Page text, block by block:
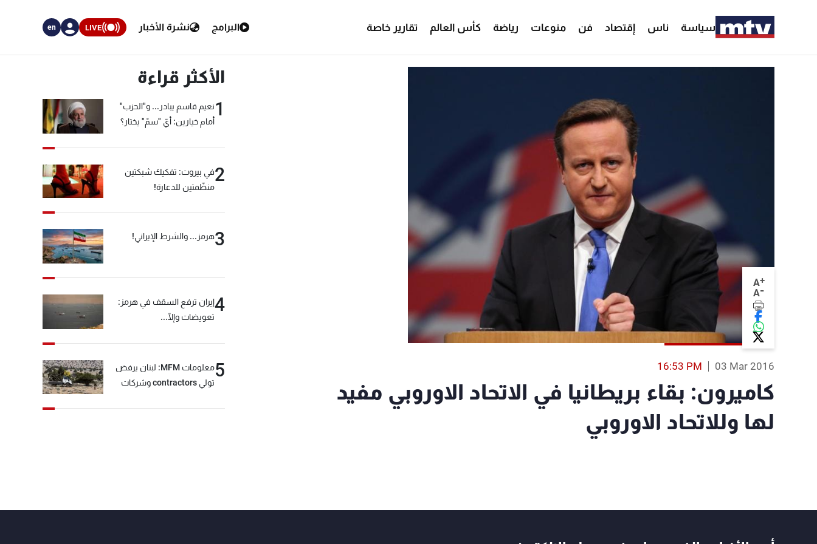
سياسة ناس إقتصاد فن منوعات رياضة كأس العالم تقارير خاصة البرامج نشرة الأخبار LIVE
en
A+
A-
03 Mar 2016
16:53 PM
كاميرون: بقاء بريطانيا في الاتحاد الاوروبي مفيد
لها وللاتحاد الاوروبي
الأكثر قراءة
1نعيم قاسم يبادر... و"الحزب"
أمام خيارين: أيّ "سمّ" يختار؟
2في بيروت: تفكيك شبكتين
منظّمتين للدعارة!
3هرمز... والشرط الإيراني!
4إيران ترفع السقف في هرمز:
تعويضات وإلّا...
5
معلومات MFM: لبنان يرفض
تولي contractors وشركات